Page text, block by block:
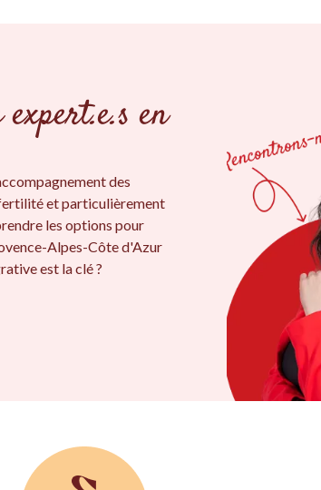
en
des
et particulièrement
les options pour
Alpes-Côte d'Azur
est la clé ?